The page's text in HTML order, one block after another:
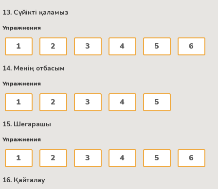
13. Сүйікті қаламыз
Упражнения
1 2 3 4 5 6
14. Менің отбасым
Упражнения
1 2 3 4 5
15. Шегарашы
Упражнения
1 2 3 4 5 6
16. Қайталау